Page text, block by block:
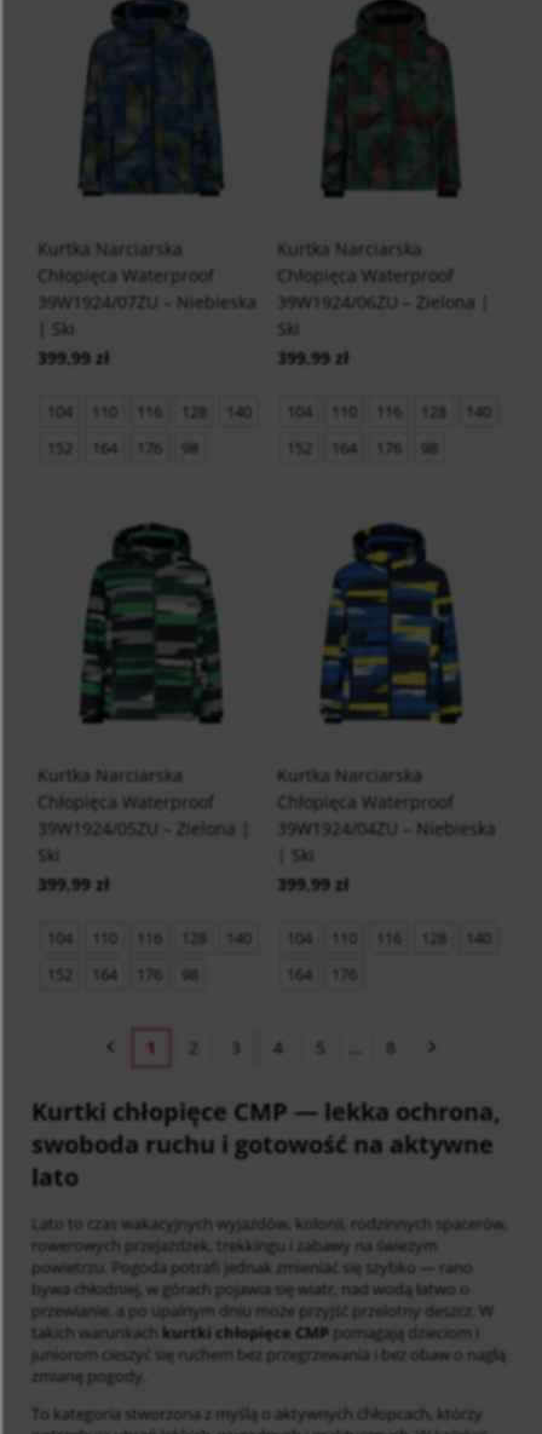
Kurtka Narciarska
Chłopięca Waterproof
39W1924/07ZU – Niebieska
| Ski
399,99 zł
104 110 116 128
140
152
164 176 98
Kurtka Narciarska
Chłopięca Waterproof
39W1924/06ZU – Zielona |
Ski
399,99 zł
104 110 116 128
140
152
164 176 98
Kurtka Narciarska
Chłopięca Waterproof
39W1924/05ZU – Zielona |
Ski
399,99 zł
104 110 116 128
140
152
164 176 98
Kurtka Narciarska
Chłopięca Waterproof
39W1924/04ZU – Niebieska
| Ski
399,99 zł
104 110 116 128
140
164
176
1 2 3 4 5 8
Kurtki chłopięce CMP — lekka ochrona,
swoboda ruchu i gotowość na aktywne
lato
Lato to czas wakacyjnych wyjazdów, kolonii, rodzinnych spacerów,
rowerowych przejażdżek, trekkingu i zabawy na świeżym
powietrzu. Pogoda potrafi jednak zmieniać się szybko — rano
bywa chłodniej, w górach pojawia się wiatr, nad wodą łatwo o
przewianie, a po upalnym dniu może przyjść przelotny deszcz. W
takich warunkach kurtki chłopięce CMP pomagają dzieciom i
juniorom cieszyć się ruchem bez przegrzewania i bez obaw o nagłą
zmianę pogody.
To kategoria stworzona z myślą o aktywnych chłopcach, którzy